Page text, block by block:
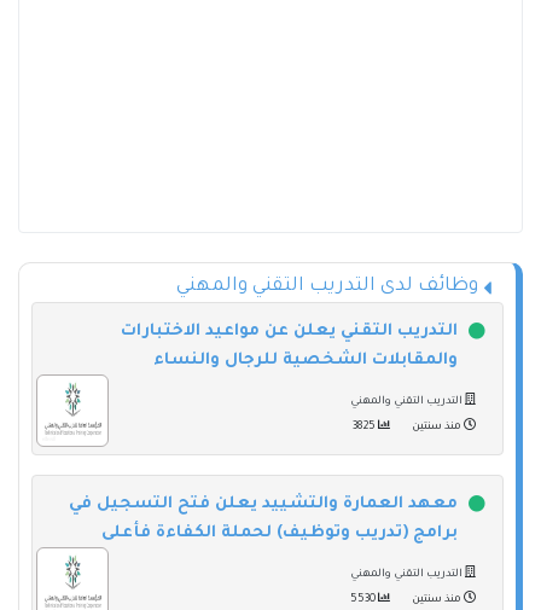
وظائف لدى التدريب التقني والمهني
التدريب التقني يعلن عن مواعيد الاختبارات
والمقابلات الشخصية للرجال والنساء
التدريب التقني والمهني
منذ سنتين
معهد العمارة والتشييد يعلن فتح التسجيل في
برامج (تدريب وتوظيف) لحملة الكفاءة فأعلى
التدريب التقني والمهني
منذ سنتين